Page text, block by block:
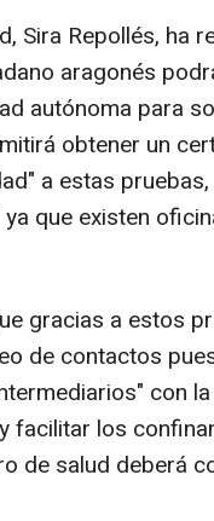
Sira Repollés, ha
aragonés
autónoma para
obtener un
a estas
que existen
gracias a estos
de contactos
con
facilitar los
de salud deberá